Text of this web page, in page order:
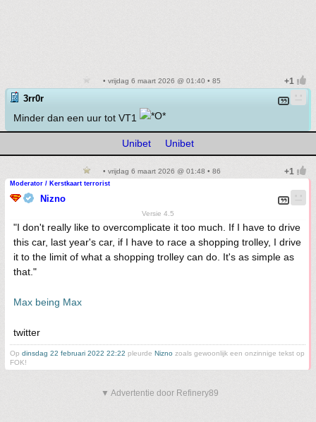
• vrijdag 6 maart 2026 @ 01:40 • 85
3rr0r
Minder dan een uur tot VT1
Unibet Unibet
• vrijdag 6 maart 2026 @ 01:48 • 86
Moderator / Kerstkaart terrorist
Nizno
Versie 4.5
"I don't really like to overcomplicate it too much. If I have to drive
this car, last year's car, if I have to race a shopping trolley, I drive
it to the limit of what a shopping trolley can do. It's as simple as
that."
Max being Max
twitter
Op dinsdag 22 februari 2022 22:22 pleurde Nizno zoals gewoonlijk een onzinnige tekst op
FOK!
▼ Advertentie door Refinery89